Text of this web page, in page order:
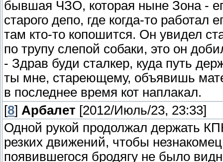
бывшая ЧЗО, которая ныне Зона -
старого депо, где когда-то работал
там кто-то копошится. Он увидел
по трупу слепой собаки, это он
- Здрав буди сталкер, куда путь
ты мне, стареющему, объявишь
в последнее время кот наплакал.
[8] Арбалет [2012/Июль/23, 23:33]
Одной рукой продолжал держать
резких движений, чтобы
появившегося бродягу не было